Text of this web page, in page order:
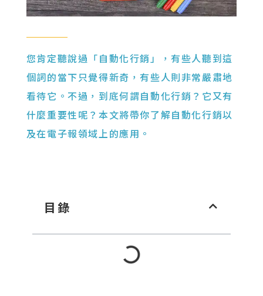
您肯定聽說過「自動化行銷」，有些人聽到這
個詞的當下只覺得新奇，有些人則非常嚴肅地
看待它。不過，到底何謂自動化行銷？它又有
什麼重要性呢？本文將帶你了解自動化行銷以
及在電子報領域上的應用。
目錄